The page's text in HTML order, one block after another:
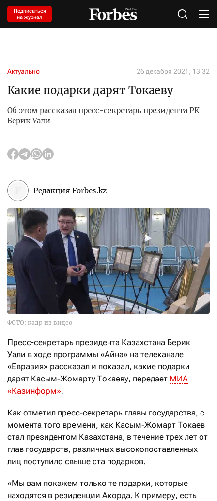
Подписаться
на журнал
Актуально 26 декабря 2021, 13:32
Какие подарки дарят Токаеву
Об этом рассказал пресс-секретарь президента РК
Берик Уали
Редакция Forbes.kz
ФОТО: кадр из видео
Пресс-секретарь президента Казахстана Берик
Уали в ходе программы «Айна» на телеканале
«Евразия» рассказал и показал, какие подарки
дарят Касым-Жомарту Токаеву, передает МИА
«Казинформ».
Как отметил пресс-секретарь главы государства, с
момента того времени, как Касым-Жомарт Токаев
стал президентом Казахстана, в течение трех лет от
глав государств, различных высокопоставленных
лиц поступило свыше ста подарков.
«Мы вам покажем только те подарки, которые
находятся в резиденции Акорда. К примеру, есть